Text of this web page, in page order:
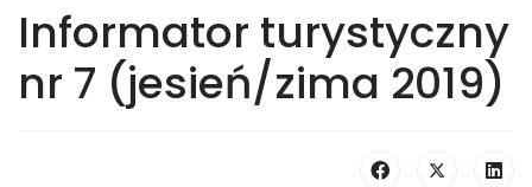
Informator turystyczny
nr 7 (jesień/zima 2019)